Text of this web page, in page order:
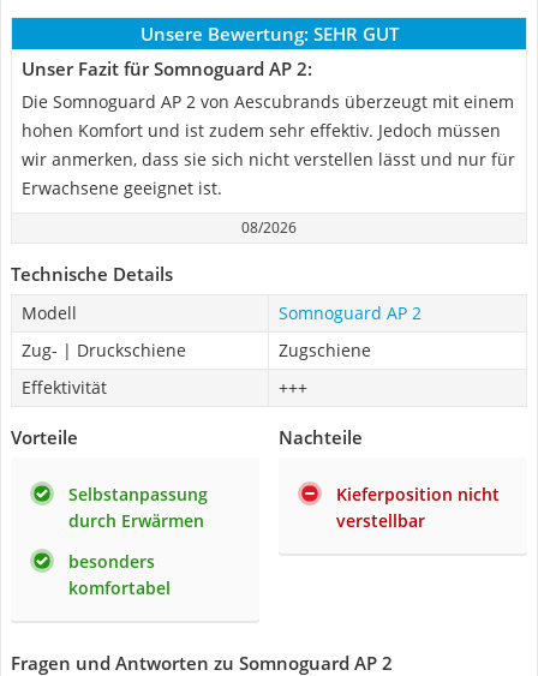
Unsere Bewertung: SEHR GUT
Unser Fazit für Somnoguard AP 2:
Die Somnoguard AP 2 von Aescubrands überzeugt mit einem
hohen Komfort und ist zudem sehr effektiv. Jedoch müssen
wir anmerken, dass sie sich nicht verstellen lässt und nur für
Erwachsene geeignet ist.
08/2026
Technische Details
Modell
Somnoguard AP 2
Zug- | Druckschiene
Zugschiene
Effektivität
+++
Vorteile
Selbstanpassung
durch Erwärmen
besonders
komfortabel
Nachteile
Kieferposition nicht
verstellbar
Fragen und Antworten zu Somnoguard AP 2